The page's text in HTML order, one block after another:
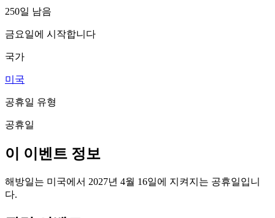
250일 남음
금요일에 시작합니다
국가
미국
공휴일 유형
공휴일
이 이벤트 정보
해방일는 미국에서 2027년 4월 16일에 지켜지는 공휴일입니
다.